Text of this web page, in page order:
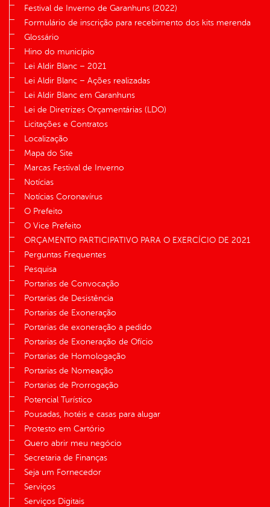
Festival de Inverno de Garanhuns (2022)
Formulário de inscrição para recebimento dos kits merenda
Glossário
Hino do município
Lei Aldir Blanc – 2021
Lei Aldir Blanc – Ações realizadas
Lei Aldir Blanc em Garanhuns
Lei de Diretrizes Orçamentárias (LDO)
Licitações e Contratos
Localização
Mapa do Site
Marcas Festival de Inverno
Notícias
Notícias Coronavírus
O Prefeito
O Vice Prefeito
ORÇAMENTO PARTICIPATIVO PARA O EXERCÍCIO DE 2021
Perguntas Frequentes
Pesquisa
Portarias de Convocação
Portarias de Desistência
Portarias de Exoneração
Portarias de exoneração a pedido
Portarias de Exoneração de Ofício
Portarias de Homologação
Portarias de Nomeação
Portarias de Prorrogação
Potencial Turístico
Pousadas, hotéis e casas para alugar
Protesto em Cartório
Quero abrir meu negócio
Secretaria de Finanças
Seja um Fornecedor
Serviços
Serviços Digitais